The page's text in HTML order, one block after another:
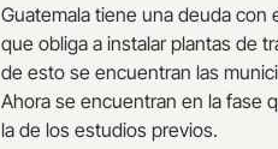
Guatemala tiene una deuda con
que obliga a instalar plantas de
de esto se encuentran las
Ahora se encuentran en la fase
la de los estudios previos.